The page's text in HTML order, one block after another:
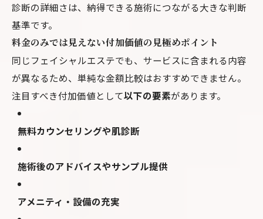
診断の詳細さは、納得できる施術につながる大きな判断
基準です。
料金のみでは見えない付加価値の見極めポイント
同じフェイシャルエステでも、サービスに含まれる内容
が異なるため、単純な金額比較はおすすめできません。
注目すべき付加価値として以下の要素があります。
無料カウンセリングや肌診断
施術後のアドバイスやサンプル提供
アメニティ・設備の充実